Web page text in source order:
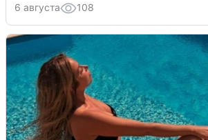
6 августа 108